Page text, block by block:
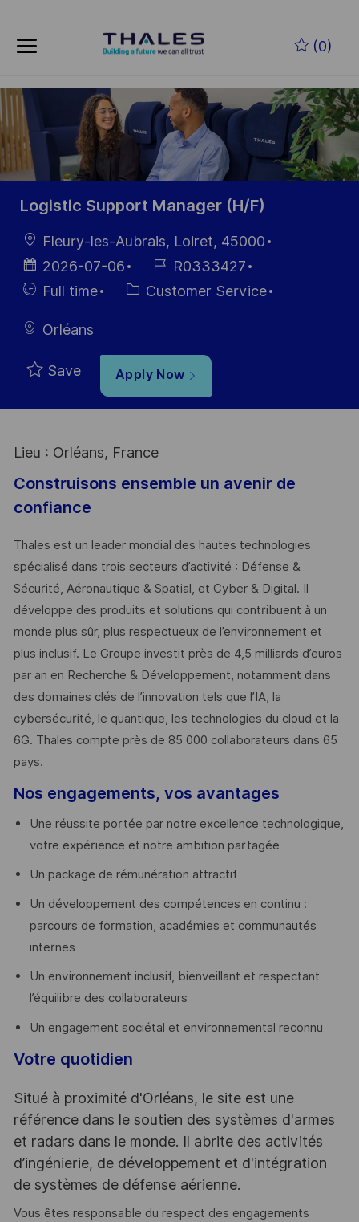
(0)
-
Logistic Support Manager (H/F)
LocationFleury-les-Aubrais, Loiret, 45000
Posted
Date
2026-07-06
Job
Id
R0333427
HiringFull time Category
Customer Service
Orléans
Save Apply Now
Lieu : Orléans, France
Construisons ensemble un avenir de
confiance
Thales est un leader mondial des hautes technologies
spécialisé dans trois secteurs d’activité : Défense &
Sécurité, Aéronautique & Spatial, et Cyber & Digital. Il
développe des produits et solutions qui contribuent à un
monde plus sûr, plus respectueux de l’environnement et
plus inclusif. Le Groupe investit près de 4,5 milliards d’euros
par an en Recherche & Développement, notamment dans
des domaines clés de l’innovation tels que l’IA, la
cybersécurité, le quantique, les technologies du cloud et la
6G. Thales compte près de 85 000 collaborateurs dans 65
pays. ​
Nos engagements, vos avantages
Une réussite portée par notre excellence technologique,
votre expérience et notre ambition partagée
Un package de rémunération attractif
Un développement des compétences en continu :
parcours de formation, académies et communautés
internes
Un environnement inclusif, bienveillant et respectant
l’équilibre des collaborateurs
Un engagement sociétal et environnemental reconnu
Votre quotidien
Situé à proximité d'Orléans, le site est une
référence dans le soutien des systèmes d'armes
et radars dans le monde. Il abrite des activités
d’ingénierie, de développement et d'intégration
de systèmes de défense aérienne.
Vous êtes responsable du respect des engagements